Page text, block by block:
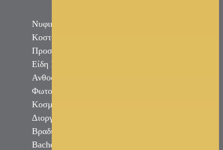
Νυφικά
Κοστούμι Γαμπρού
Προσκλητήρια - Μπομπονιέρες - Στέφανα -
Είδη Γάμου
Ανθοστολισμός - Διακόσμηση
Φωτογραφία - Video Γάμου
Κοσμήματα
Διοργάνωση Εκδηλώσεων
Βραδυνά Φορέματα
Bachelor - Bachelorette Party